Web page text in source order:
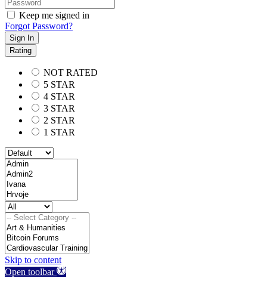
Keep me signed in
Forgot Password?
Sign In
Rating
NOT RATED
5 STAR
4 STAR
3 STAR
2 STAR
1 STAR
Skip to content
Open toolbar